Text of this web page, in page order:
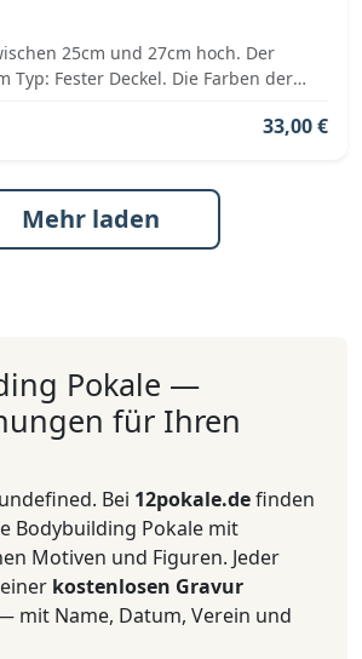
25cm und 27cm hoch. Der
Typ: Fester Deckel. Die Farben der
33,00 €
Mehr laden
Pokale —
für Ihren
undefined. Bei 12pokale.definden
Bodybuilding Pokale mit
Motiven und Figuren. Jeder
kostenlosen Gravur
mit Name, Datum, Verein und